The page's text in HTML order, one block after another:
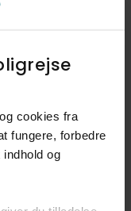
cookies fra
fungere, forbedre
og
og